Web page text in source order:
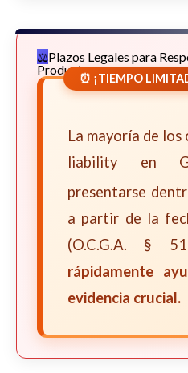
Plazos Legales para
Productos
⏰ ¡TIEMPO
La mayoría de los
liability en
presentarse
a partir de la
(O.C.G.A. §
rápidamente
evidencia crucial.